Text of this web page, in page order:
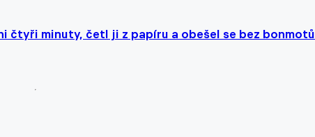
čtyři minuty, četl ji z papíru a obešel se bez bonmotů